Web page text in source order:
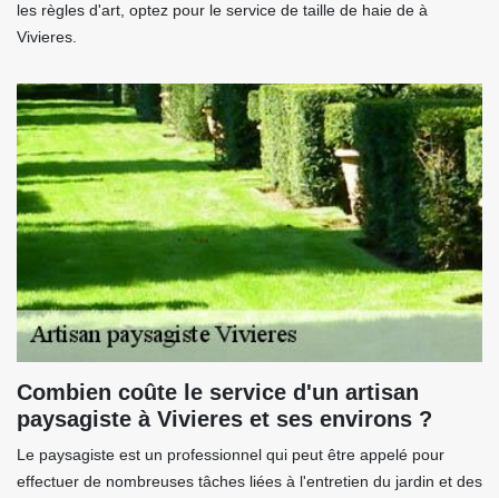
les règles d'art, optez pour le service de taille de haie de à
Vivieres.
Combien coûte le service d'un artisan
paysagiste à Vivieres et ses environs ?
Le paysagiste est un professionnel qui peut être appelé pour
effectuer de nombreuses tâches liées à l'entretien du jardin et des